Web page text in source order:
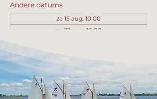
Andere datums
za 15 aug, 10:00
za 22 aug, 10:00
Bekijk alle 357 datums
Meld mij aan!